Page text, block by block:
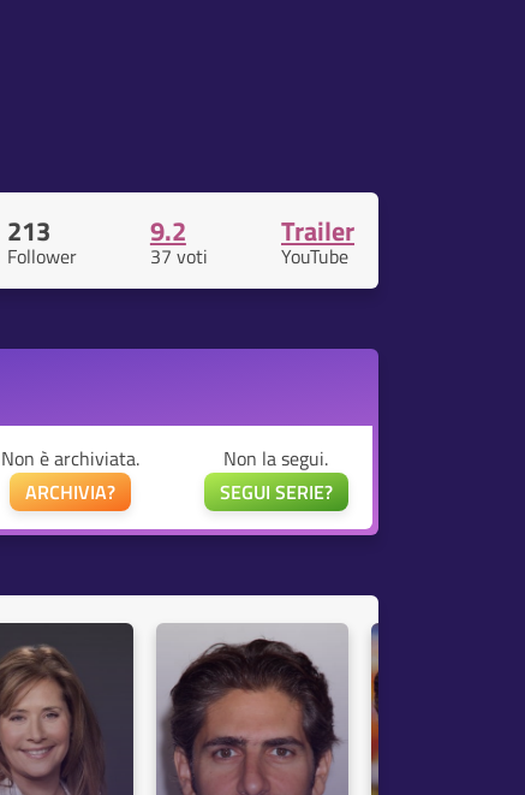
213
Follower
9.2
37 voti
Trailer
YouTube
Non è archiviata.
ARCHIVIA?
Non la segui.
SEGUI SERIE?